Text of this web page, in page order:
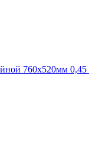
760х520мм 0,45